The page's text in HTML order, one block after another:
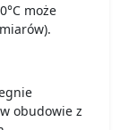
może
obudowie z